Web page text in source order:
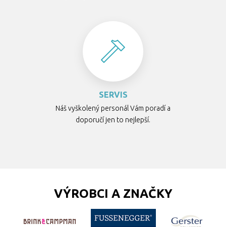
SERVIS
Náš vyškolený personál Vám poradí a
doporučí jen to nejlepší.
VÝROBCI A ZNAČKY